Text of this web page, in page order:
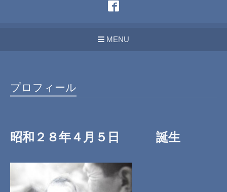
MENU
プロフィール
昭和２８年４月５日 誕生